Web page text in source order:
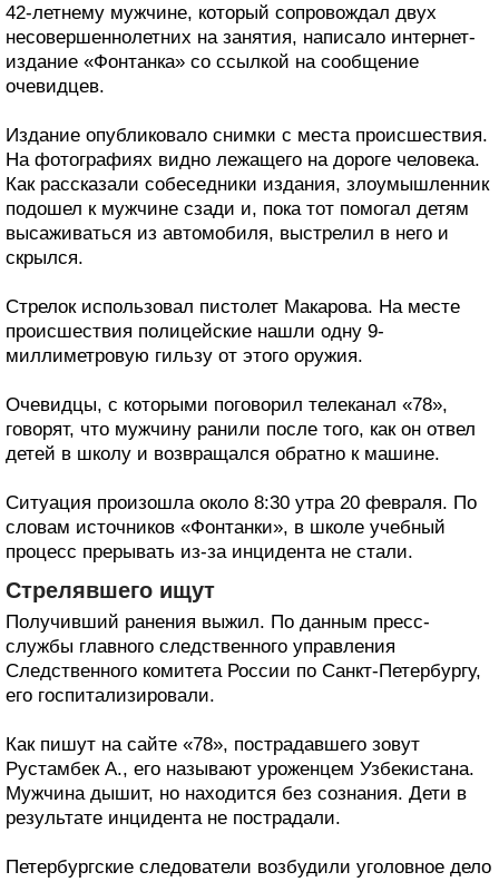
42-летнему мужчине, который сопровождал двух
несовершеннолетних на занятия, написало интернет-
издание «Фонтанка» со ссылкой на сообщение
очевидцев.
Издание опубликовало снимки с места происшествия.
На фотографиях видно лежащего на дороге человека.
Как рассказали собеседники издания, злоумышленник
подошел к мужчине сзади и, пока тот помогал детям
высаживаться из автомобиля, выстрелил в него и
скрылся.
Стрелок использовал пистолет Макарова. На месте
происшествия полицейские нашли одну 9-
миллиметровую гильзу от этого оружия.
Очевидцы, с которыми поговорил телеканал «78»,
говорят, что мужчину ранили после того, как он отвел
детей в школу и возвращался обратно к машине.
Ситуация произошла около 8:30 утра 20 февраля. По
словам источников «Фонтанки», в школе учебный
процесс прерывать из-за инцидента не стали.
Стрелявшего ищут
Получивший ранения выжил. По данным пресс-
службы главного следственного управления
Следственного комитета России по Санкт-Петербургу,
его госпитализировали.
Как пишут на сайте «78», пострадавшего зовут
Рустамбек А., его называют уроженцем Узбекистана.
Мужчина дышит, но находится без сознания. Дети в
результате инцидента не пострадали.
Петербургские следователи возбудили уголовное дело